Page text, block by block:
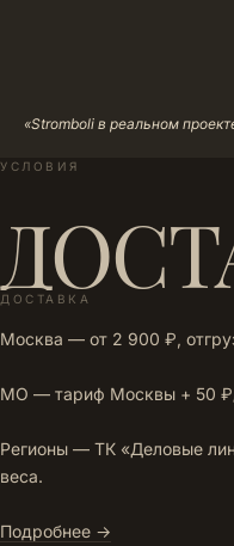
«Stromboli в реальном
УСЛОВИЯ
ДОСТАВКА
Москва — от 2 900 ₽,
МО — тариф Москвы + 50
Регионы — ТК «Деловые
веса.
Подробнее →